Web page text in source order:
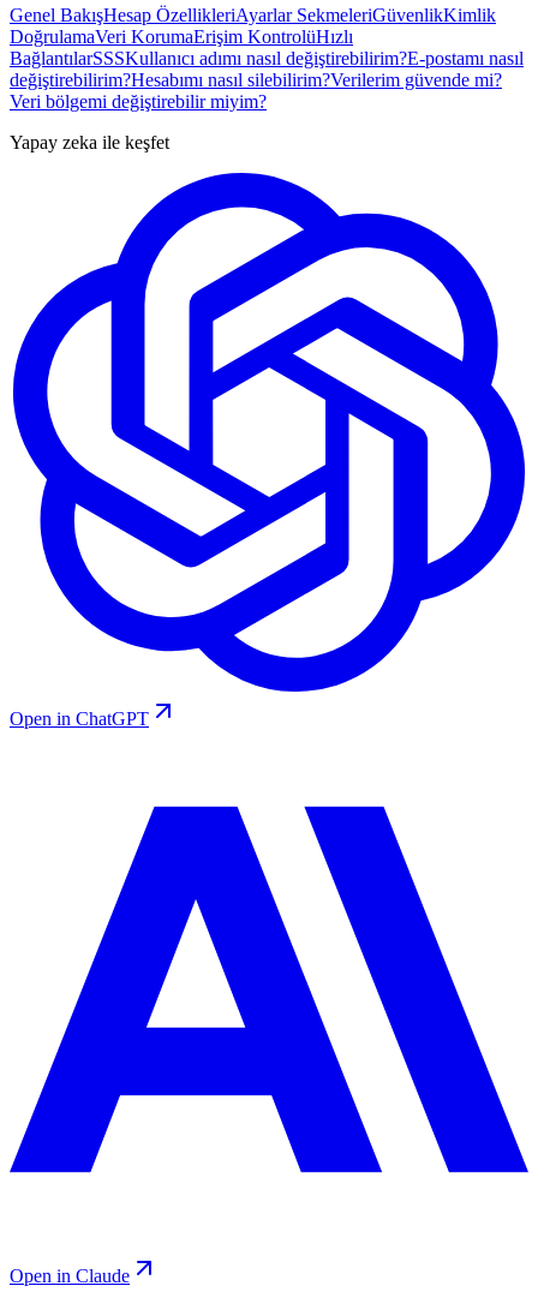
Genel BakışHesap ÖzellikleriAyarlar SekmeleriGüvenlikKimlik
DoğrulamaVeri KorumaErişim KontrolüHızlı
BağlantılarSSSKullanıcı adımı nasıl değiştirebilirim?E-postamı nasıl
değiştirebilirim?Hesabımı nasıl silebilirim?Verilerim güvende mi?
Veri bölgemi değiştirebilir miyim?
Yapay zeka ile keşfet
Open in ChatGPT
Open in Claude